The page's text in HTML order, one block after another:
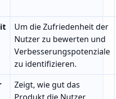
Um die Zufriedenheit der
Nutzer zu bewerten und
Verbesserungspotenziale
zu identifizieren.
Zeigt, wie gut das